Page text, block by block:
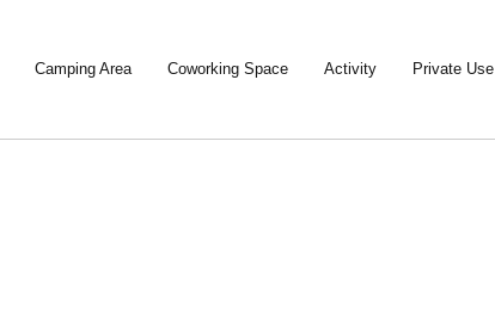
Camping Area Coworking Space Activity Private Use